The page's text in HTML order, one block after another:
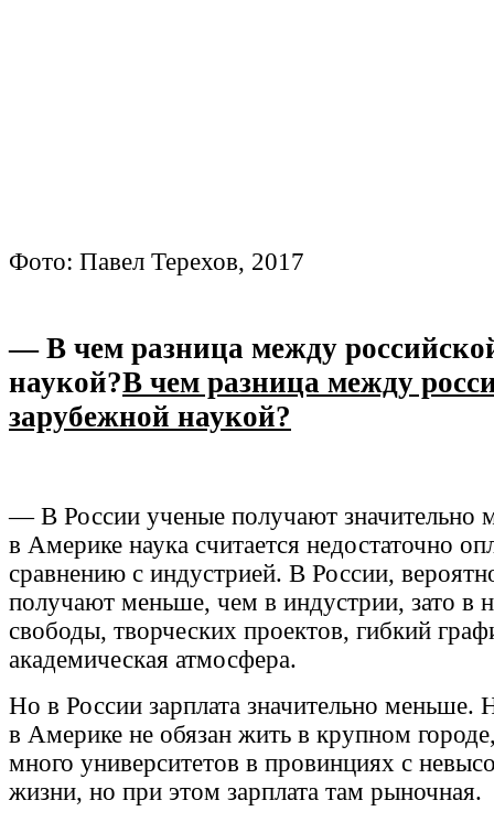
Фото: Павел Терехов, 2017
— В чем разница между
наукой?В чем разница между
зарубежной наукой?
— В России ученые получают значительно
в Америке наука считается недостаточно
сравнению с индустрией. В России,
получают меньше, чем в индустрии, зато в
свободы, творческих проектов, гибкий
академическая атмосфера.
Но в России зарплата значительно
в Америке не обязан жить в крупном
много университетов в провинциях с
жизни, но при этом зарплата там рыночная.